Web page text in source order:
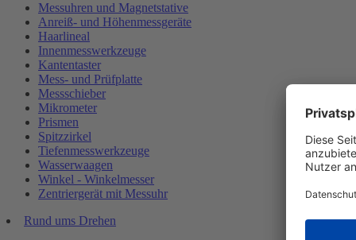
Messuhren und Magnetstative
Anreiß- und Höhenmessgeräte
Haarlineal
Innenmesswerkzeuge
Kantentaster
Mess- und Prüfplatte
Messschieber
Mikrometer
Prismen
Spitzzirkel
Tiefenmesswerkzeuge
Wasserwaagen
Winkel - Winkelmesser
Zentriergerät mit Messuhr
Rund ums Drehen